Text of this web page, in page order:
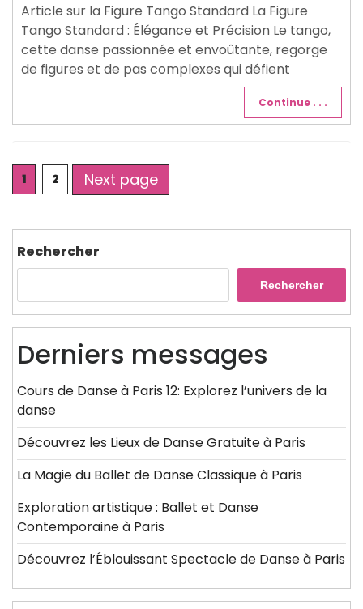
Article sur la Figure Tango Standard La Figure
Tango Standard : Élégance et Précision Le tango,
cette danse passionnée et envoûtante, regorge
de figures et de pas complexes qui défient
Continue . . .
Posts
pagination
Page
1 Page
2 Next page
Rechercher
Rechercher
Derniers messages
Cours de Danse à Paris 12: Explorez l’univers de la
danse
Découvrez les Lieux de Danse Gratuite à Paris
La Magie du Ballet de Danse Classique à Paris
Exploration artistique : Ballet et Danse
Contemporaine à Paris
Découvrez l’Éblouissant Spectacle de Danse à Paris